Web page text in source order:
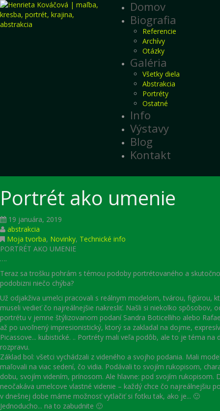
Domov
Biografia
Referencie
Archívy
Otázky
Galéria
Všetky diela
Abstrakcia
Portréty
Ostatné
Info
Výstavy
Blog
Kontakt
Portrét ako umenie
19 januára, 2019
abstrakcia
Moja tvorba, Novinky, Technické info
PORTRÉT AKO UMENIE
….
Teraz sa trošku pohrám s témou podoby portrétovaného a
podobizni niečo chýba?
Už odjakživa umelci pracovali s reálnym modelom, tvárou, figúrou,
museli vedieť čo najreálnejšie nakresliť. Našli si niekolko spôsobov,
portrétu v jemne štýlizovanom podaní Sandra Boticelliho alebo
až po uvoľnený impresionistický, ktorý sa zakladal na dojme,
Picassove... kubistické. .. Portréty mali veľa podôb, ale to je téma na
rozpravu.
Základ bol: všetci vychádzali z videného a svojho podania. Mali
maľovali na viac sedení, čo vidia. Podávali to svojím rukopisom,
dobu, svojím videním, prínosom. Ale hlavne: pod svojím rukopisom.
neočakáva umelcove vlastné videnie – každý chce čo najreálnejšiu
v dnešnej dobe máme možnosť vytlačiť si fotku tak, ako je... 🙂
Jednoducho... na to zabudnite 🙂